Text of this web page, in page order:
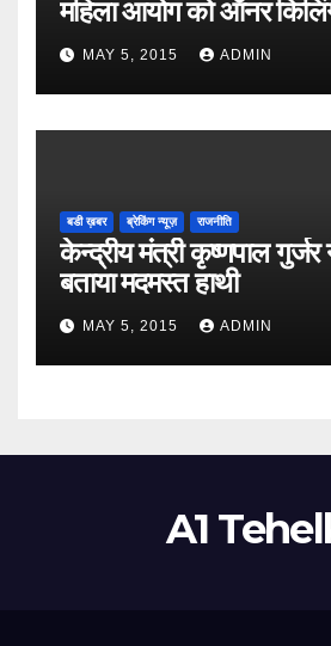
महिला आयोग को ऑनर
MAY 5, 2015 ADMIN
बडी ख़बर ब्रेकिंग न्यूज़ राजनीति
केन्द्रीय मंत्री कृष्णपाल
बताया मदमस्त हाथी
MAY 5, 2015 ADMIN
A1